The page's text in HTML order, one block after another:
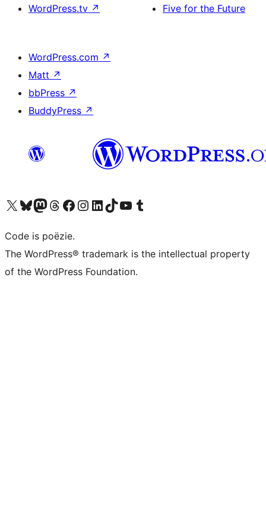
WordPress.tv ↗
Five for the Future
WordPress.com ↗
Matt ↗
bbPress ↗
BuddyPress ↗
Bezoek ons X (voorheen Twitter) account
Bezoek ons Bluesky account
Bezoek ons Mastodon account
Bezoek ons Threads account
Onze Facebook pagina bezoeken
Bezoek ons Instagram account
Bezoek ons LinkedIn account
Bezoek ons TikTok account
Bezoek ons YouTube kanaalBezoek ons Tumblr account
Code is poëzie.
The WordPress® trademark is the intellectual property
of the WordPress Foundation.